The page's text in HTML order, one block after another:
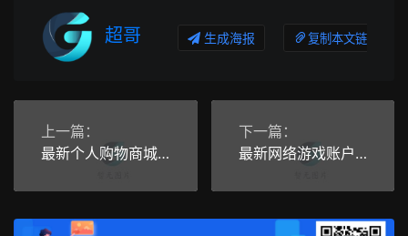
超哥 生成海报 复制本文链接
上一篇：
最新个人购物商城系统源码 团购/折扣/秒杀 B2C商城
下一篇：
最新网络游戏账户交易平台系统源码 全开源版本 全新UI